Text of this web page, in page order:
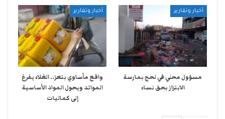
أخبار وتقارير
مسؤول محلي في لحج بمارسة
الابتزاز بحق نساء
أخبار وتقارير
واقع مأساوي بتعز.. الغلاء يفرغ
الموائد ويحول المواد الأساسية
إلى كماليات